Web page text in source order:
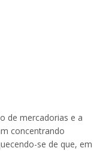
de mercadorias e a
concentrando
se de que, em